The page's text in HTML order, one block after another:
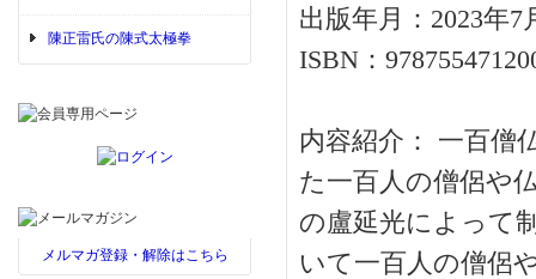
陳正雷氏の陳式太極拳
メルマガ登録・解除はこちら
出版年月：2023年7
ISBN：
内容紹介： 一百僧
た一百人の僧侶や
の盧延光によって
いて一百人の僧侶